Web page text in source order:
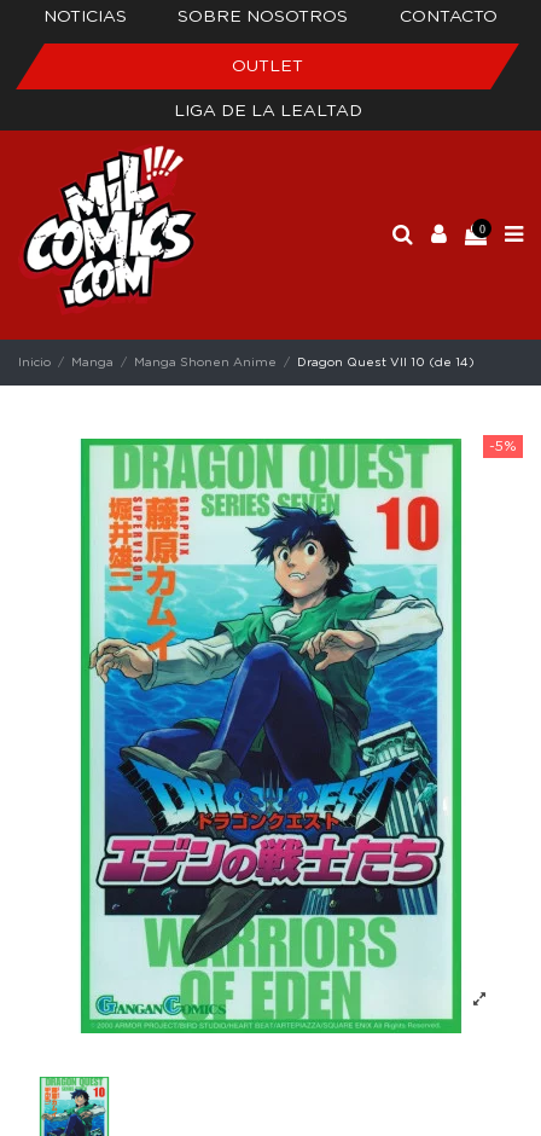
NOTICIAS SOBRE NOSOTROS CONTACTO
OUTLET
LIGA DE LA LEALTAD
0
Inicio Manga Manga Shonen Anime Dragon Quest VII 10 (de 14)
-5%